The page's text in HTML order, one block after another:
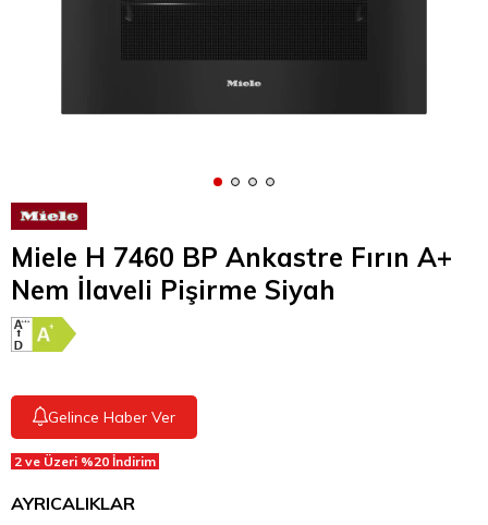
Miele H 7460 BP Ankastre Fırın A+
Nem İlaveli Pişirme Siyah
Gelince Haber Ver
2 ve Üzeri %20 İndirim
AYRICALIKLAR